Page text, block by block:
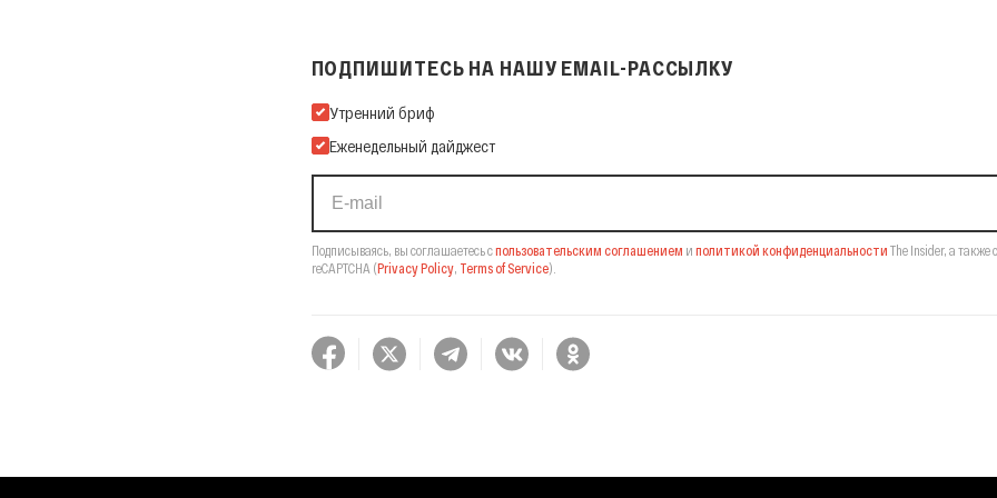
ПОДПИШИТЕСЬ НА НАШУ EMAIL-РАССЫЛКУ
Подпишитесь на нашу Email-рассылку
Утренний бриф
Еженедельный дайджест
Подписываясь, вы соглашаетесь спользовательским соглашением и политикой конфиденциальности The Insider, а также
reCAPTCHA (Privacy Policy, Terms of Service).